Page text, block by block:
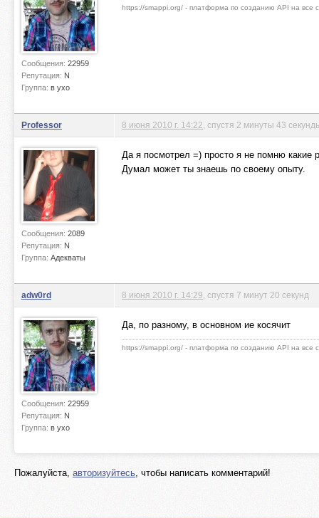
Сообщения: 22959
Репутация: N
Группа: в ухо
https://smappi.org/ - платформа по созданию API на все
Professor
Сообщения: 2089
Репутация: N
Группа: Адекваты
8 июня 2010 г. 14:22 , спустя 2 минуты 43
Да я посмотрел =) просто я не помню какие
Думал может ты знаешь по своему опыту.
adw0rd
Сообщения: 22959
Репутация: N
Группа: в ухо
8 июня 2010 г. 14:29 , спустя 7 минут 20 секунд
Да, по разному, в основном ие косячит
https://smappi.org/ - платформа по созданию API на все
Пожалуйста, авторизуйтесь, чтобы написать комментарий!